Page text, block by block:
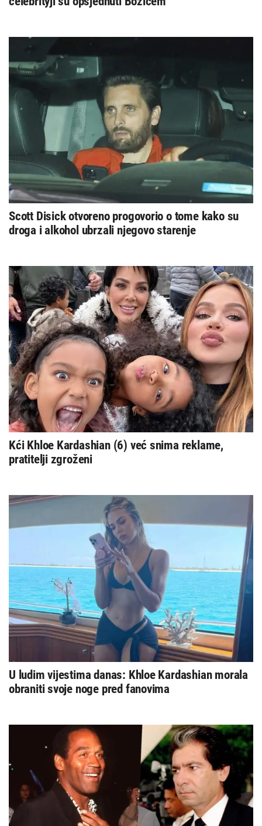
Scott Disick otvoreno progovorio o tome kako su
droga i alkohol ubrzali njegovo starenje
Kći Khloe Kardashian (6) već snima reklame,
pratitelji zgroženi
U ludim vijestima danas: Khloe Kardashian morala
obraniti svoje noge pred fanovima